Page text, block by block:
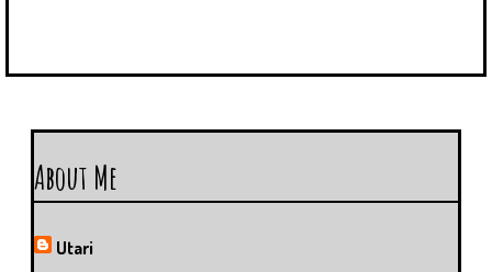
About Me
Utari